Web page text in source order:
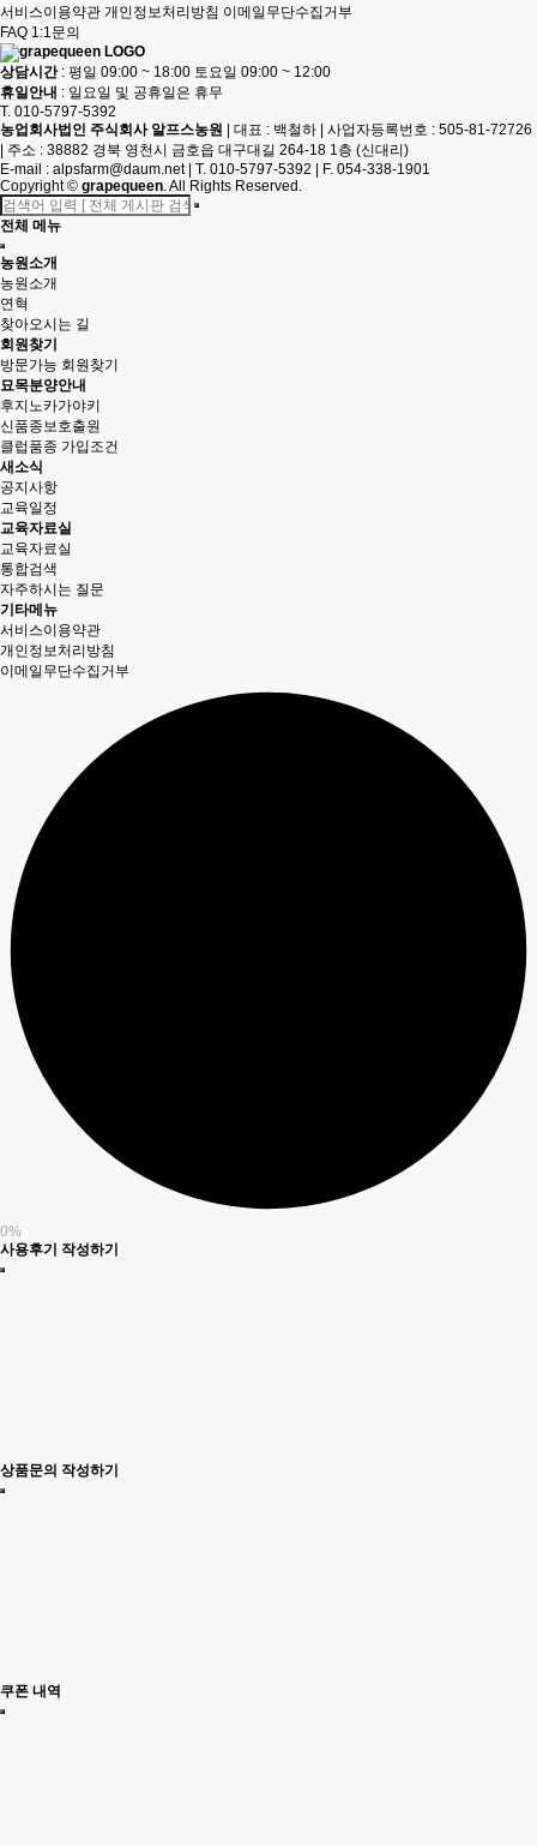
서비스이용약관 개인정보처리방침 이메일무단수집거부
FAQ 1:1문의
상담시간: 평일 09:00 ~ 18:00 토요일 09:00 ~ 12:00
휴일안내 : 일요일 및 공휴일은 휴무
T. 010-5797-5392
농업회사법인 주식회사 알프스농원 | 대표 : 백철하 | 사업자등록번호 : 505-81-72726
| 주소 : 38882 경북 영천시 금호읍 대구대길 264-18 1층 (신대리)
E-mail : alpsfarm@daum.net | T. 010-5797-5392 | F. 054-338-1901
Copyright© grapequeen. All Rights Reserved.
전체 메뉴
농원소개
농원소개
연혁
찾아오시는 길
회원찾기
방문가능 회원찾기
묘목분양안내
후지노카가야키
신품종보호출원
클럽품종 가입조건
새소식
공지사항
교육일정
교육자료실
교육자료실
통합검색
자주하시는 질문
기타메뉴
서비스이용약관
개인정보처리방침
이메일무단수집거부
0%
사용후기 작성하기
상품문의 작성하기
쿠폰 내역